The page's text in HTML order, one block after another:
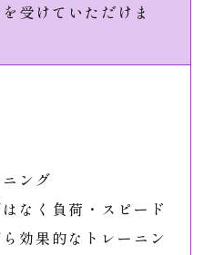
受けていただけま
ング
なく負荷・スピード
効果的なトレーニン